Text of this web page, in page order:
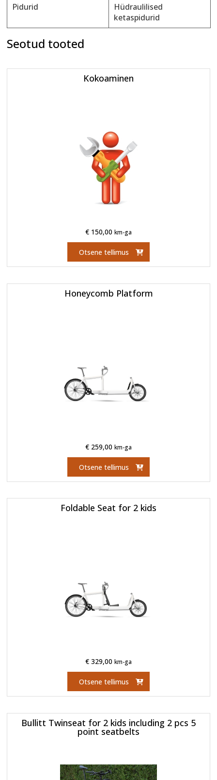
Pidurid
Hüdraulilised
ketaspidurid
Seotud tooted
Kokoaminen
€ 150,00 km-ga
Otsene tellimus
Honeycomb Platform
€ 259,00 km-ga
Otsene tellimus
Foldable Seat for 2 kids
€ 329,00 km-ga
Otsene tellimus
Bullitt Twinseat for 2 kids including 2 pcs 5
point seatbelts